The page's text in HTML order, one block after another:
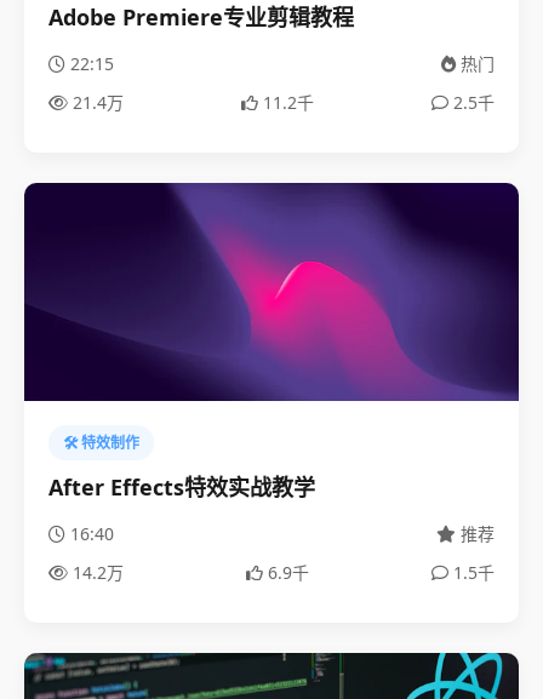
Adobe Premiere专业剪辑教程
22:15
热门
21.4万
11.2千 2.5千
🛠️ 特效制作
After Effects特效实战教学
16:40
推荐
14.2万
6.9千 1.5千